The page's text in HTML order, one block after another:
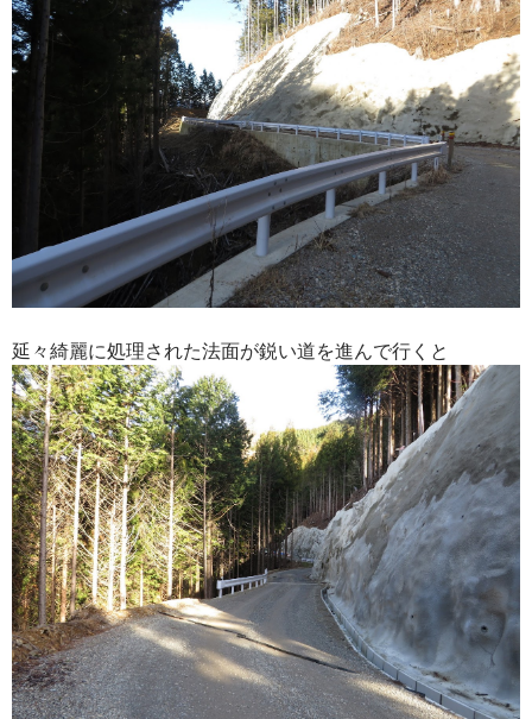
延々綺麗に処理された法面が鋭い道を進んで行くと